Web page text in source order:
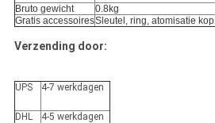
Bruto gewicht
0.8kg
Gratis accessoiresSleutel, ring, atomisatie kop.
Verzending door:
UPS 4-7 werkdagen
DHL 4-5 werkdagen